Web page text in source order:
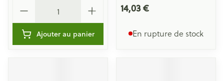
Ajouter au panier
14,03 €
En rupture de stock